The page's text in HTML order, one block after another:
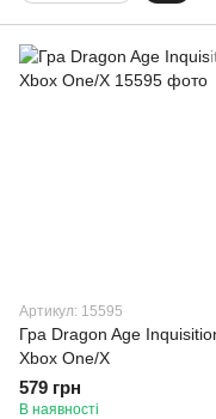
Артикул: 15595
Гра Dragon Age
Xbox One/X
579 грн
В наявності